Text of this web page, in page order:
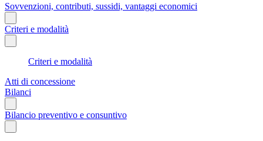
Sovvenzioni, contributi, sussidi, vantaggi economici
Criteri e modalità
Criteri e modalità
Atti di concessione
Bilanci
Bilancio preventivo e consuntivo